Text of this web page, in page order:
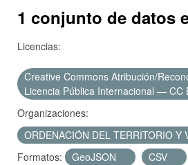
Acerca de
1 conjunto de datos
Licencias:
Creative Commons Atribución/
Licencia Pública Internacional — CC
Organizaciones:
ORDENACIÓN DEL TERRITORIO Y
Formatos:
GeoJSON CSV